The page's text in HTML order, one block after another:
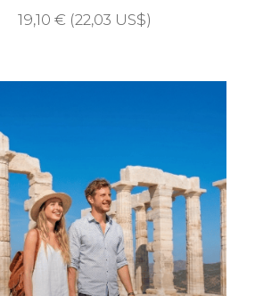
19,10 € (22,03 US$)